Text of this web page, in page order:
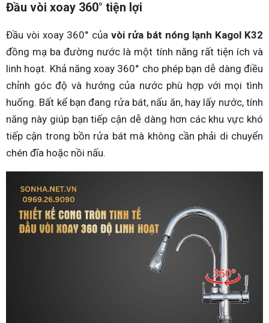
Đầu vòi xoay 360° tiện lợi
Đầu vòi xoay 360° của vòi rửa bát nóng lạnh Kagol K32
đồng mạ ba đường nước là một tính năng rất tiện ích và
linh hoạt. Khả năng xoay 360° cho phép bạn dễ dàng điều
chỉnh góc độ và hướng của nước phù hợp với mọi tình
huống. Bất kể bạn đang rửa bát, nấu ăn, hay lấy nước, tính
năng này giúp bạn tiếp cận dễ dàng hơn các khu vực khó
tiếp cận trong bồn rửa bát mà không cần phải di chuyển
chén đĩa hoặc nồi nấu.